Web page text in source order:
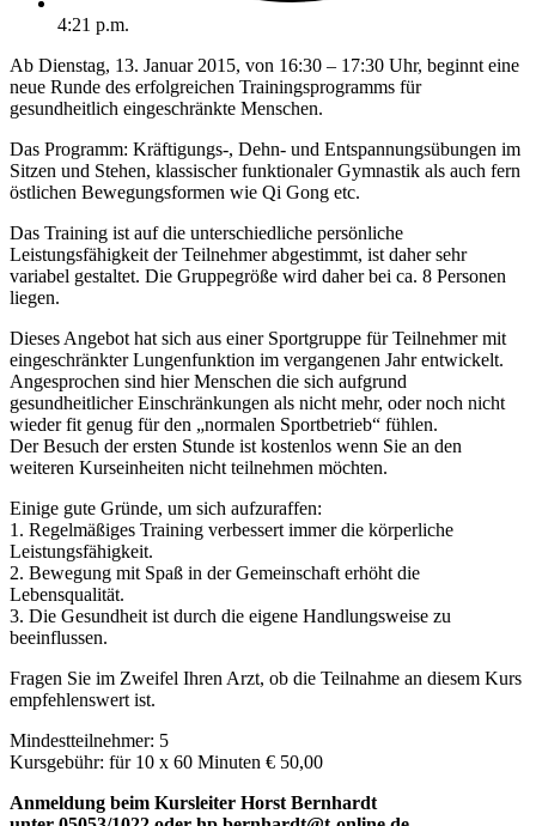
4:21 p.m.
Ab Dienstag, 13. Januar 2015, von 16:30 – 17:30 Uhr, beginnt eine
neue Runde des erfolgreichen Trainingsprogramms für
gesundheitlich eingeschränkte Menschen.
Das Programm: Kräftigungs-, Dehn- und Entspannungsübungen im
Sitzen und Stehen, klassischer funktionaler Gymnastik als auch fern
östlichen Bewegungsformen wie Qi Gong etc.
Das Training ist auf die unterschiedliche persönliche
Leistungsfähigkeit der Teilnehmer abgestimmt, ist daher sehr
variabel gestaltet. Die Gruppegröße wird daher bei ca. 8 Personen
liegen.
Dieses Angebot hat sich aus einer Sportgruppe für Teilnehmer mit
eingeschränkter Lungenfunktion im vergangenen Jahr entwickelt.
Angesprochen sind hier Menschen die sich aufgrund
gesundheitlicher Einschränkungen als nicht mehr, oder noch nicht
wieder fit genug für den „normalen Sportbetrieb“ fühlen.
Der Besuch der ersten Stunde ist kostenlos wenn Sie an den
weiteren Kurseinheiten nicht teilnehmen möchten.
Einige gute Gründe, um sich aufzuraffen:
1. Regelmäßiges Training verbessert immer die körperliche
Leistungsfähigkeit.
2. Bewegung mit Spaß in der Gemeinschaft erhöht die
Lebensqualität.
3. Die Gesundheit ist durch die eigene Handlungsweise zu
beeinflussen.
Fragen Sie im Zweifel Ihren Arzt, ob die Teilnahme an diesem Kurs
empfehlenswert ist.
Mindestteilnehmer: 5
Kursgebühr: für 10 x 60 Minuten € 50,00
Anmeldung beim Kursleiter Horst Bernhardt